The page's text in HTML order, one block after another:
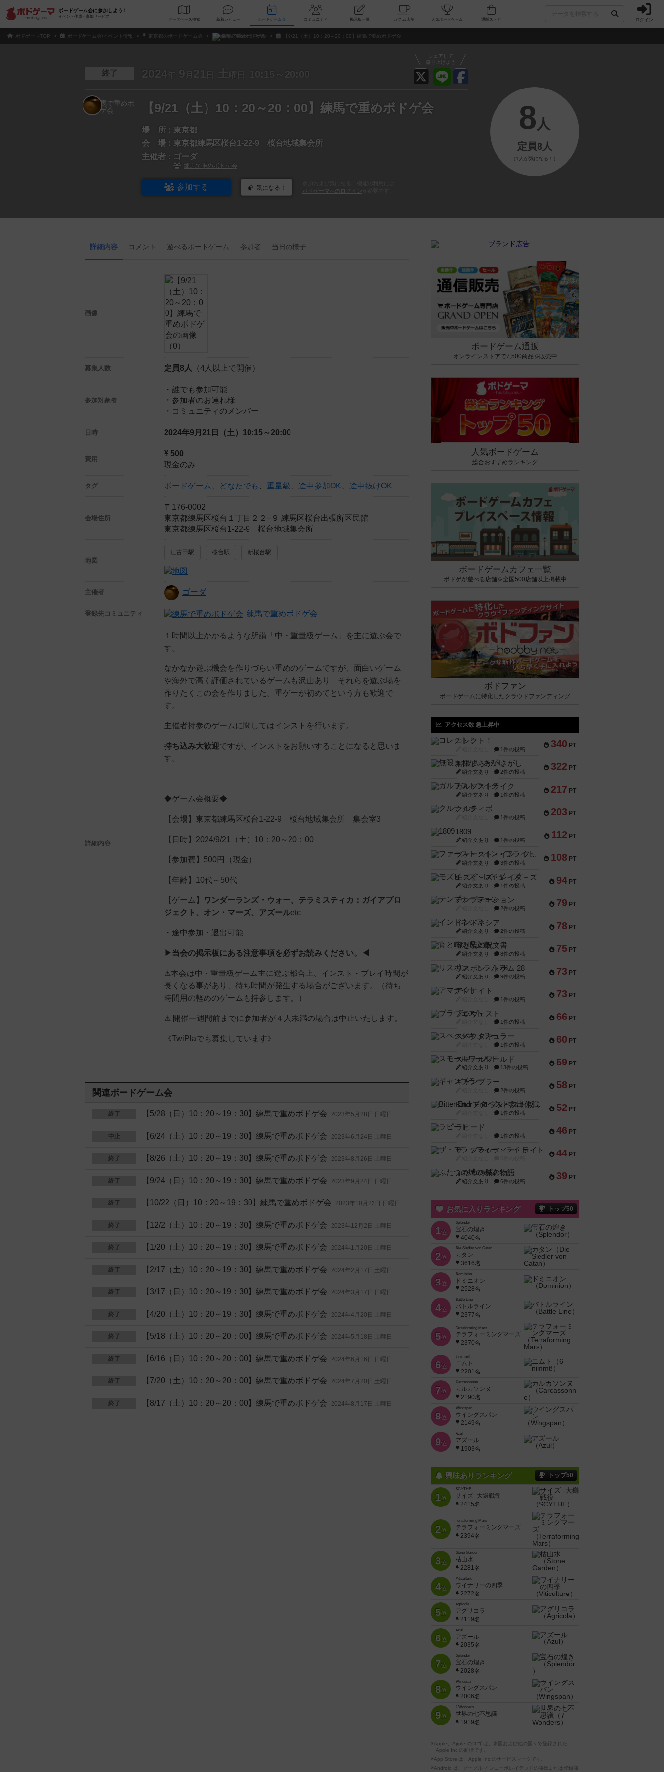
ボードゲーム会に参加しよう！
イベント作成・参加サービス
データベース 検索 新着レビュー ボードゲーム会 コミュニティ 掲示板一覧 カフェ/店舗 人気ボードゲーム ログイン
ボドゲーマTOP ボードゲーム会/イベント情報 東京都のボードゲーム会 練馬で重めボドゲ会 【9/21（土）10：20～20：00】練馬で重めボドゲ会
シェアして
盛り上げよう
終了 2024年 9 月 21 日 土 曜日 10:15～20:00
【9/21（土）10：20～20：00】練馬で重めボドゲ会
場 所： 東京都
会 場： 東京都練馬区桜台1-22-9 桜台地域集会所
主催者： ゴーダ
練馬で重めボドゲ会
参加する 気になる！
ボドゲーマへのログイン
8 人
定員8人
（1人が気になる！）
詳細内容 コメント 遊べるボードゲーム 参加者 当日の様子
画像
募集人数 定員8人 （4人以上で開催）
参加対象者
・誰でも参加可能
・参加者のお連れ様
・コミュニティのメンバー
日時 2024年9月21日（土） 10:15～20:00
費用
¥ 500
現金のみ
タグ ボードゲーム どなたでも 重量級 途中参加OK 途中抜けOK
会場住所
〒176-0002
東京都練馬区桜台１丁目２２−９ 練馬区桜台出張所区民館
東京都練馬区桜台1-22-9 桜台地域集会所
地図
江古田駅 桜台駅 新桜台駅
主催者 ゴーダ
登録先コミュニティ 練馬で重めボドゲ会
詳細内容
１時間以上かかるような所謂「中・重量級ゲーム」を主に遊ぶ会で
す。
なかなか遊ぶ機会を作りづらい重めのゲームですが、面白いゲーム
や海外で高く評価されているゲームも沢山あり、それらを遊ぶ場を
作りたくこの会を作りました。重ゲーが初めてという方も歓迎で
す。
主催者持参のゲームに関してはインストを行います。
持ち込み大歓迎ですが、インストをお願いすることになると思いま
す。
◆ゲーム会概要◆
【会場】東京都練馬区桜台1-22-9 桜台地域集会所 集会室3
【日時】2024/9/21（土）10：20～20：00
【参加費】500円（現金）
【年齢】10代～50代
【ゲーム】 ワンダーランズ・ウォー、 テラミスティカ：ガイアプロ
ジェクト、 オン ・ マーズ、 アズールetc
・途中参加・退出可能
▶当会の掲示板にある注意事項を必ずお読みください。◀
⚠本会は中・重量級ゲーム主に遊ぶ都合上、インスト・プレイ時間が
長くなる事があり、待ち時間が発生する場合がございます。（待ち
時間用の軽めのゲームも持参します。）
⚠ 開催一週間前までに参加者が４人未満の場合は中止いたします。
《TwiPlaでも募集しています》
関連ボードゲーム会
終了 【5/28（日）10：20～19：30】練馬で重めボドゲ会 2023年5月28日 日曜日
中止 【6/24（土）10：20～19：30】練馬で重めボドゲ会 2023年6月24日 土曜日
終了 【8/26（土）10：20～19：30】練馬で重めボドゲ会 2023年8月26日 土曜日
終了 【9/24（日）10：20～19：30】練馬で重めボドゲ会 2023年9月24日 日曜日
終了 【10/22（日）10：20～19：30】練馬で重めボドゲ会 2023年10月22日 日曜日
終了 【12/2（土）10：20～19：30】練馬で重めボドゲ会 2023年12月2日 土曜日
終了 【1/20（土）10：20～19：30】練馬で重めボドゲ会 2024年1月20日 土曜日
終了 【2/17（土）10：20～19：30】練馬で重めボドゲ会 2024年2月17日 土曜日
終了 【3/17（日）10：20～19：30】練馬で重めボドゲ会 2024年3月17日 日曜日
終了 【4/20（土）10：20～19：30】練馬で重めボドゲ会 2024年4月20日 土曜日
終了 【5/18（土）10：20～20：00】練馬で重めボドゲ会 2024年5月18日 土曜日
終了 【6/16（日）10：20～20：00】練馬で重めボドゲ会 2024年6月16日 日曜日
終了 【7/20（土）10：20～20：00】練馬で重めボドゲ会 2024年7月20日 土曜日
終了 【8/17（土）10：20～20：00】練馬で重めボドゲ会 2024年8月17日 土曜日
ボードゲーム通販
オンラインストアで7,500商品を販売中
人気ボードゲーム
総合おすすめランキング
ボードゲームカフェ一覧
ボドゲが遊べる店舗を全国500店舗以上掲載中
ボドファン
ボードゲームに特化したクラウドファンディング
アクセス数 急上昇中
340 PT
コレクト！
1件の投稿
322 PT
無限まちがいさがし
紹介文あり 2件の投稿
217 PT
ガルフストライク
紹介文あり 1件の投稿
203 PT
クルティボ
1件の投稿
112 PT
1809
紹介文あり 1件の投稿
108 PT
ファースト・イン・フライト
紹介文あり 3件の投稿
94 PT
モズビ－ズ・レイダ－ズ
紹介文あり 1件の投稿
79 PT
テンプテーション
2件の投稿
78 PT
インドネシア
紹介文あり 2件の投稿
75 PT
宵と暁の呪文書
紹介文あり 8件の投稿
73 PT
リスボン・トラム 28
紹介文あり 9件の投稿
73 PT
アマナイト
1件の投稿
66 PT
ブラヴェスト
1件の投稿
60 PT
スペクタキュラー
1件の投稿
59 PT
スモールワールド
紹介文あり 13件の投稿
58 PT
ギャンブラー
2件の投稿
52 PT
Bitter End ブタペスト救出作戦
1件の投稿
46 PT
ラピード
1件の投稿
44 PT
ザ・フラッフィー・ライト
39 PT
ふたつの城の物語
紹介文あり 6件の投稿
お気に入りランキング トップ50
1位
Splendor
宝石の煌き
4040名
2位
Die Siedler von Catan
カタン
3616名
3位
Dominion
ドミニオン
2528名
4位
Battle Line
バトルライン
2377名
5位
Terraforming Mars
テラフォーミングマーズ
2370名
6位
6 nimmt!
ニムト
2201名
7位
Carcassonne
カルカソンヌ
2190名
8位
Wingspan
ウイングスパン
2149名
9位
Azul
アズール
1903名
興味ありランキング トップ50
1位
SCYTHE
サイズ -大鎌戦役-
2415名
2位
Terraforming Mars
テラフォーミングマーズ
2394名
3位
Stone Garden
枯山水
2281名
4位
Viticulture
ワイナリーの四季
2272名
5位
Agricola
アグリコラ
2119名
6位
Azul
アズール
2035名
7位
Splendor
宝石の煌き
2028名
8位
Wingspan
ウイングスパン
2006名
9位
7 Wonders
世界の七不思議
1919名
※Apple、Apple のロゴ は、米国および他の国々で登録された
Apple Inc.の商標です。
※App Store は、Apple Inc.のサービスマークです。
※Android は、グーグル インコーポレイテッドの商標または登録商